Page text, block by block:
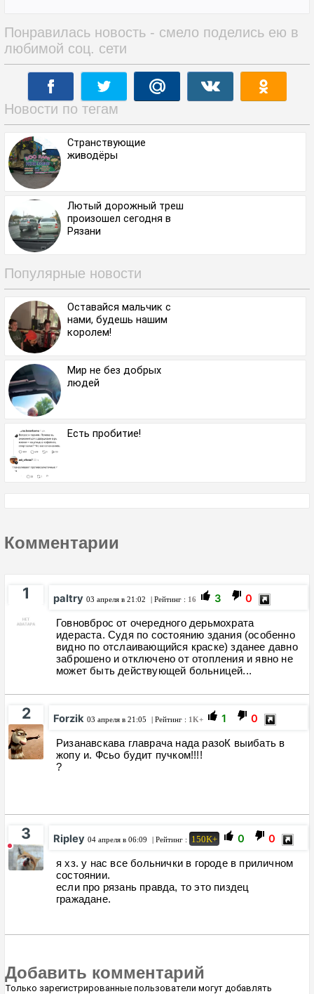
Понравилась новость - смело поделись ею в
любимой соц. сети
Новости по тегам
Странствующие
живодёры
Лютый дорожный треш
произошел сегодня в
Рязани
Популярные новости
Оставайся мальчик с
нами, будешь нашим
королем!
Мир не без добрых
людей
Есть пробитие!
Комментарии
1 paltry 03 апреля в 21:02 | Рейтинг : 16 3 0
Говновброс от очередного дерьмохрата
идераста. Судя по состоянию здания (особенно
видно по отслаивающийся краске) зданее давно
заброшено и отключено от отопления и явно не
может быть действующей больницей...
2 Forzik 03 апреля в 21:05 | Рейтинг : 1K+ 1 0
Ризанавскава главрача нада разоК выибать в
жопу и. Фсьо будит пучком!!!!
?
3 Ripley 04 апреля в 06:09 | Рейтинг : 150K+ 0 0
я хз. у нас все больнички в городе в приличном
состоянии.
если про рязань правда, то это пиздец
гражадане.
Добавить комментарий
Только зарегистрированные пользователи могут добавлять